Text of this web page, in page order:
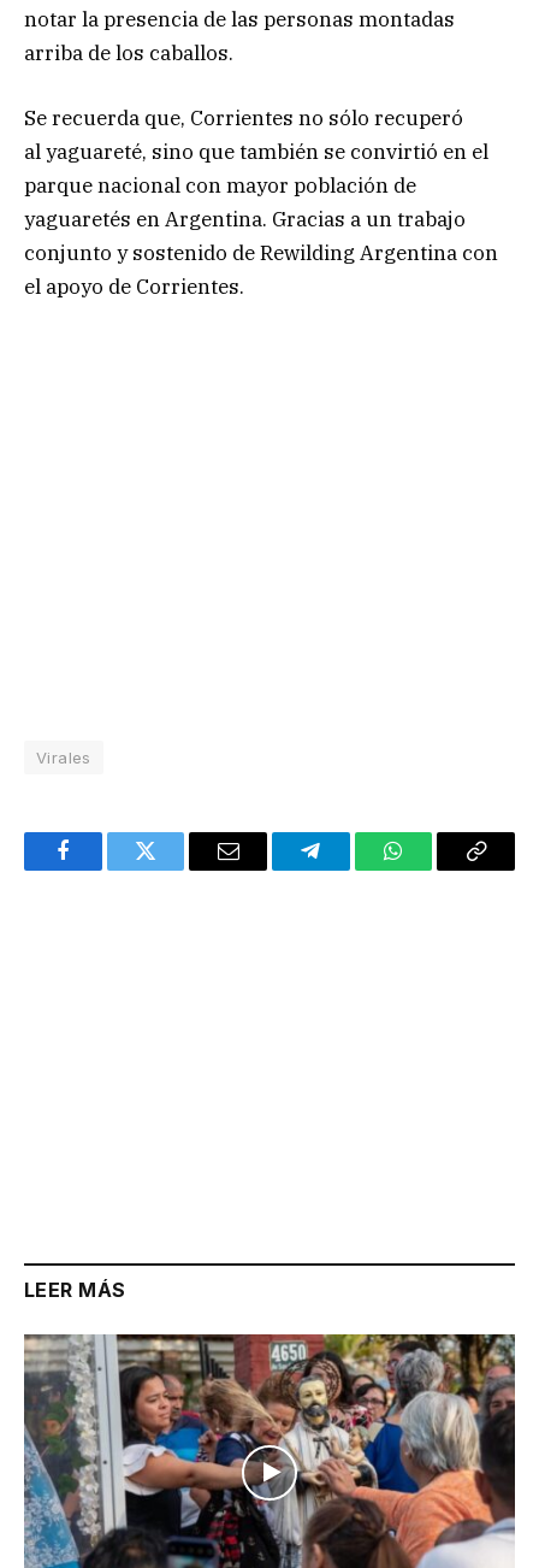
notar la presencia de las personas montadas
arriba de los caballos.
Se recuerda que, Corrientes no sólo recuperó
al yaguareté, sino que también se convirtió en el
parque nacional con mayor población de
yaguaretés en Argentina. Gracias a un trabajo
conjunto y sostenido de Rewilding Argentina con
el apoyo de Corrientes.
Virales
FacebookTwitter Email TelegramWhatsAppCopy
LEER MÁS